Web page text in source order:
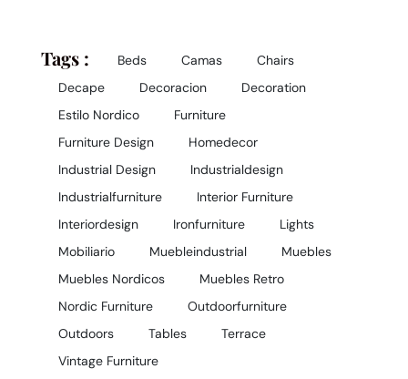
Tags : Beds Camas
Chairs
Decape
Decoracion
Decoration
Estilo Nordico
Furniture
Furniture Design
Homedecor
Industrial Design
Industrialdesign
Industrialfurniture
Interior Furniture
Interiordesign
Ironfurniture
Lights
Mobiliario
Muebleindustrial
Muebles
Muebles Nordicos
Muebles Retro
Nordic Furniture
Outdoorfurniture
Outdoors
Tables
Terrace
Vintage Furniture